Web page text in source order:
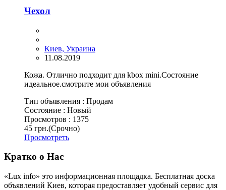
Чехол
Киев, Украина
11.08.2019
Кожа. Отлично подходит для kbox mini.Состояние
идеальное.смотрите мои объявления
Тип объявления : Продам
Состояние : Новый
Просмотров : 1375
45 грн.(Срочно)
Просмотреть
Кратко о Нас
«Lux info» это информационная площадка. Бесплатная доска
объявлений Киев, которая предоставляет удобный сервис для